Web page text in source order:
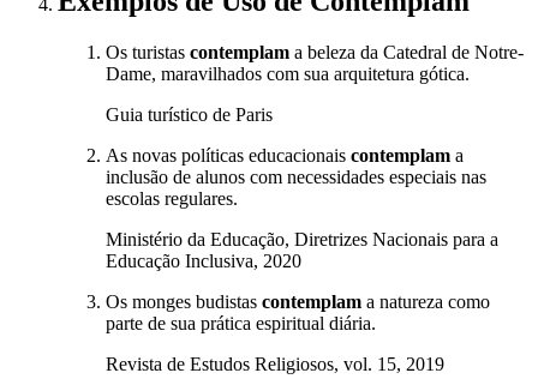
Os turistas contemplam a beleza da Catedral de Notre-
Dame, maravilhados com sua arquitetura gótica.
Guia turístico de Paris
As novas políticas educacionais contemplam a
inclusão de alunos com necessidades especiais nas
escolas regulares.
Ministério da Educação, Diretrizes Nacionais para a
Educação Inclusiva, 2020
Os monges budistas contemplam a natureza como
parte de sua prática espiritual diária.
Revista de Estudos Religiosos, vol. 15, 2019